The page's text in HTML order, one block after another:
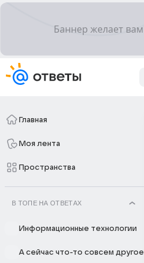
Главная
Моя лента
Пространства
В ТОПЕ НА ОТВЕТАХ
Информационные технологии
А сейчас что-то совсем другое